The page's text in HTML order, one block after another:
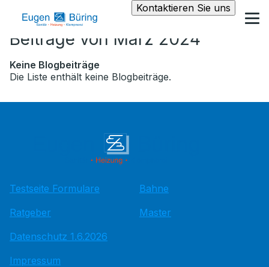
Kontaktieren Sie uns
Beiträge von März 2024
Keine Blogbeiträge
Die Liste enthält keine Blogbeiträge.
Testseite Formulare
Ratgeber
Datenschutz 1.6.2026
Impressum
Bahne
Master